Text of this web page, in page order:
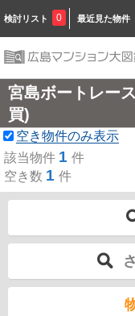
検討リスト 0 最近見た物件
宮島ボートレー
買)
空き物件のみ表示
該当物件 1 件
空き数 1 件